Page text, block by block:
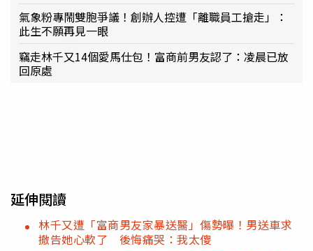
氣象粉專鬧雙胞爭議！創辦人控遭「離職員工搶走」：
此生不願再見一眼
竊走林千又14個愛馬仕包！富商前男友認了：凌晨已放
回原處
延伸閱讀
林千又遭「富商男友家暴送醫」傷勢曝！男送車求
撤告她心軟了 後悔痛哭：我太傻